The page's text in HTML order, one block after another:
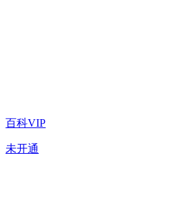
百科VIP
未开通